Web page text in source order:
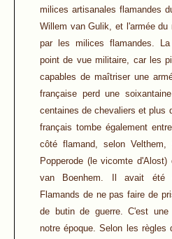
milices artisanales flamandes
Willem van Gulik, et l'armée
par les milices flamandes.
point de vue militaire, car les
capables de maîtriser une
française perd une
centaines de chevaliers et plus
français tombe également
côté flamand, selon
Popperode (le vicomte
van Boenhem. Il avait été
Flamands de ne pas faire de
de butin de guerre. C'est une
notre époque. Selon les règles